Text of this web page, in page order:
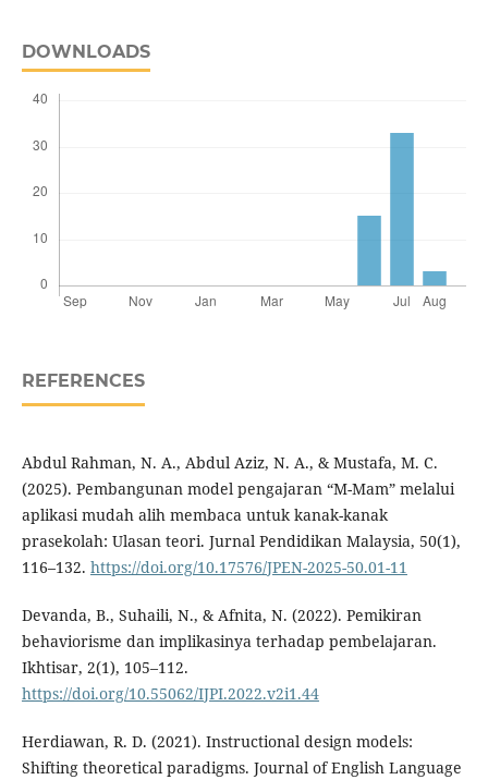
DOWNLOADS
REFERENCES
Abdul Rahman, N. A., Abdul Aziz, N. A., & Mustafa, M. C.
(2025). Pembangunan model pengajaran “M-Mam” melalui
aplikasi mudah alih membaca untuk kanak-kanak
prasekolah: Ulasan teori. Jurnal Pendidikan Malaysia, 50(1),
116–132. https://doi.org/10.17576/JPEN-2025-50.01-11
Devanda, B., Suhaili, N., & Afnita, N. (2022). Pemikiran
behaviorisme dan implikasinya terhadap pembelajaran.
Ikhtisar, 2(1), 105–112.
https://doi.org/10.55062/IJPI.2022.v2i1.44
Herdiawan, R. D. (2021). Instructional design models:
Shifting theoretical paradigms. Journal of English Language